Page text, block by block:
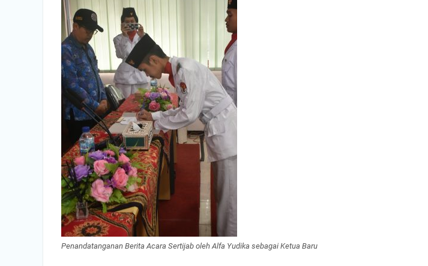
Penandatanganan Berita Acara Sertijab oleh Alfa Yudika sebagai Ketua Baru